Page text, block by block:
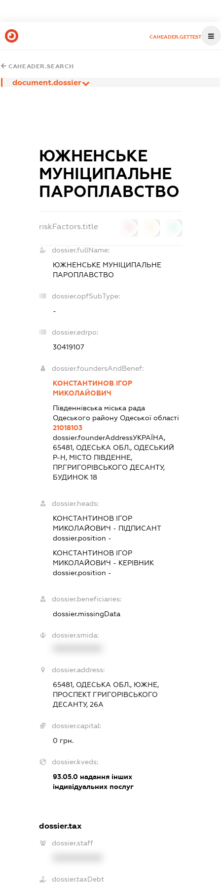
CAHEADER.GETTEST
CAHEADER.SEARCH
document.dossier
ЮЖНЕНСЬКЕ
МУНІЦИПАЛЬНЕ
ПАРОПЛАВСТВО
riskFactors.title
dossier.fullName:
ЮЖНЕНСЬКЕ МУНІЦИПАЛЬНЕ
ПАРОПЛАВСТВО
dossier.opfSubType:
-
dossier.edrpo:
30419107
dossier.foundersAndBenef:
КОНСТАНТИНОВ ІГОР
МИКОЛАЙОВИЧ
Південнівська міська рада
Одеського району Одеської області
21018103
dossier.founderAddressУКРАЇНА,
65481, ОДЕСЬКА ОБЛ., ОДЕСЬКИЙ
Р-Н, МІСТО ПІВДЕННЕ,
ПР.ГРИГОРІВСЬКОГО ДЕСАНТУ,
БУДИНОК 18
dossier.heads:
КОНСТАНТИНОВ ІГОР
МИКОЛАЙОВИЧ - ПІДПИСАНТ
dossier.position -
КОНСТАНТИНОВ ІГОР
МИКОЛАЙОВИЧ - КЕРІВНИК
dossier.position -
dossier.beneficiaries:
dossier.missingData
dossier.smida:
dossier.address:
65481, ОДЕСЬКА ОБЛ., ЮЖНЕ,
ПРОСПЕКТ ГРИГОРІВСЬКОГО
ДЕСАНТУ, 26А
dossier.capital:
0 грн.
dossier.kveds:
93.05.0 надання інших
індивідуальних послуг
dossier.tax
dossier.staff
dossier.taxDebt